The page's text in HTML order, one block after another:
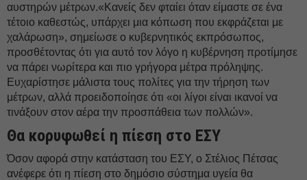
αυστηρών μέτρων.«Κανείς δεν φταίει όταν είμαστε σε ένα
τέτοιο καθεστώς, υπάρχει μια κόπωση που εκφράζεται με
χαλάρωση», σημείωσε ο κυβερνητικός εκπρόσωπος,
προσθέτοντας ότι για αυτό τον λόγο η κυβέρνηση προτίμησε
να πάρει νωρίτερα και πιο γρήγορα μέτρα πρόληψης.
Ευχαρίστησε μάλιστα τους πολίτες για την τήρηση των
μέτρων, αλλά προειδοποίησε ότι «οι λίγοι είναι ικανοί να
τινάξουν στον αέρα την προσπάθεια των πολλών».
Θα κορυφωθεί η πίεση στο ΕΣΥ
Όσον αφορά στην κατάσταση του ΕΣΥ, ο Στέλιος Πέτσας
ανέφερε ότι η πίεση στο δημόσιο σύστημα υγεία θα